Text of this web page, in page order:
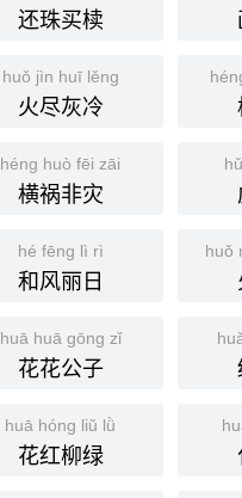
还珠买椟
huǒ jìn huī lěng
火尽灰冷
héng huò fēi zāi
横祸非灾
hé fēng lì rì
和风丽日
huǒ
huā huā gōng zǐ
花花公子
huā hóng liǔ lǜ
花红柳绿